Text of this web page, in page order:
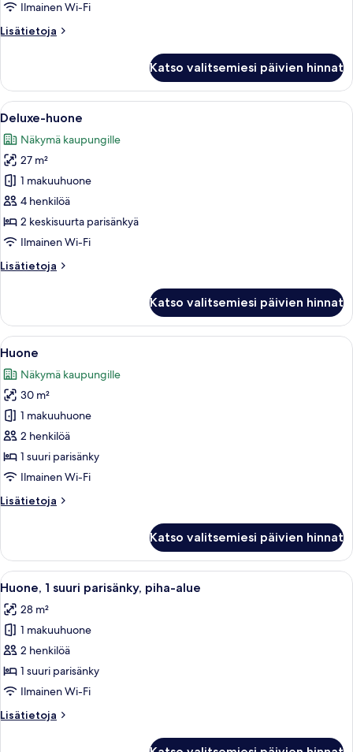
Ilmainen Wi-Fi
Lisätietoja
Lisätietoja
Katso valitsemiesi päivien hinnat
Avaa
kaikki
huonetyypin
Deluxe-
huone
kuvat
Minibaari, tallelokero huoneessa,
5
Deluxe-huone
Näkymä kaupungille
27 m²
1 makuuhuone
4 henkilöä
2 keskisuurta parisänkyä
Ilmainen Wi-Fi
Lisätietoja
Lisätietoja
Katso valitsemiesi päivien hinnat
Avaa
kaikki
huonetyypin
Huone
kuvat
Minibaari, tallelokero huoneessa,
5
Huone
Näkymä kaupungille
30 m²
1 makuuhuone
2 henkilöä
1 suuri parisänky
Ilmainen Wi-Fi
Lisätietoja
Lisätietoja
Katso valitsemiesi päivien hinnat
Avaa
kaikki
huonetyypin
Huone,
1
suuri
parisänky,
alue
Minibaari, tallelokero huoneessa,
3
Huone, 1 suuri parisänky, piha-alue
28 m²
1 makuuhuone
2 henkilöä
1 suuri parisänky
Ilmainen Wi-Fi
Lisätietoja
Lisätietoja